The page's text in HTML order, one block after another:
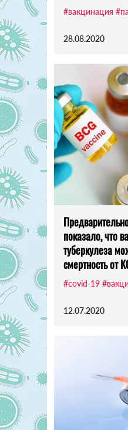
#вакцинация
28.08.2020
показало, что
туберкулеза
смертность от
#covid-19
12.07.2020